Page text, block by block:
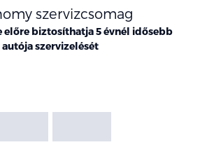
szervizcsomag
előre biztosíthatja 5 évnél idősebb
autója szervizelését